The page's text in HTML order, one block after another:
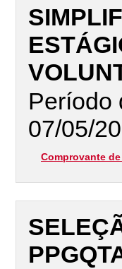
Período
07/05/
Comprovante